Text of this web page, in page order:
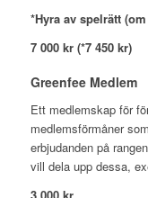
*Hyra av spelrätt
7 000 kr (*7 450 kr)
Greenfee Medlem
Ett medlemskap för
medlemsförmåner
erbjudanden på
vill dela upp dessa,
3 000 kr